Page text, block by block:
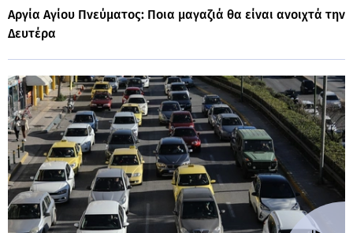
Αργία Αγίου Πνεύματος: Ποια μαγαζιά θα είναι ανοιχτά την
Δευτέρα